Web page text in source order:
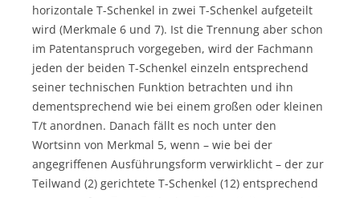
horizontale T-Schenkel in zwei T-Schenkel aufgeteilt
wird (Merkmale 6 und 7). Ist die Trennung aber schon
im Patentanspruch vorgegeben, wird der Fachmann
jeden der beiden T-Schenkel einzeln entsprechend
seiner technischen Funktion betrachten und ihn
dementsprechend wie bei einem großen oder kleinen
T/t anordnen. Danach fällt es noch unter den
Wortsinn von Merkmal 5, wenn – wie bei der
angegriffenen Ausführungsform verwirklicht – der zur
Teilwand (2) gerichtete T-Schenkel (12) entsprechend